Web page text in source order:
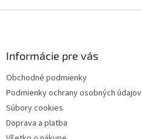
k
v
Informácie pre vás
Obchodné podmienky
Podmienky ochrany osobných údajov
Súbory cookies
Doprava a platba